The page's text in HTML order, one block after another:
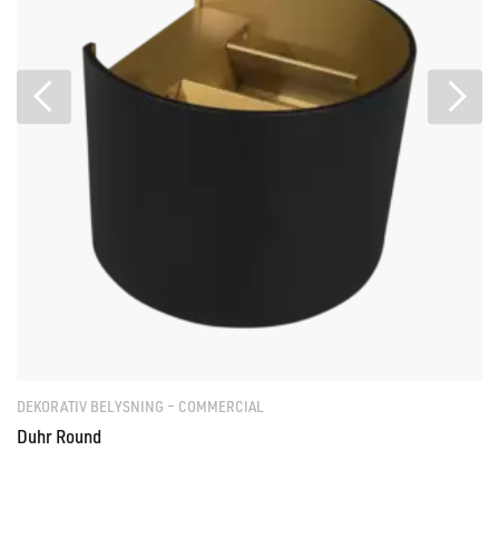
DEKORATIV BELYSNING – COMMERCIAL
Duhr Round